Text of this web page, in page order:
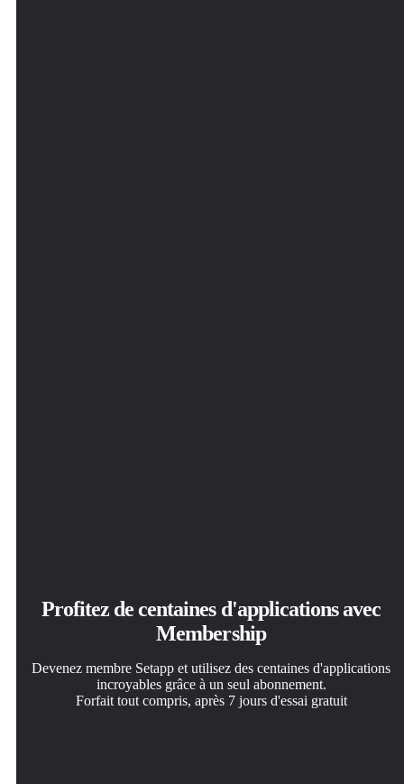
Profitez de centaines d'applications avec
Membership
Devenez membre Setapp et utilisez des centaines d'applications
incroyables grâce à un seul abonnement.
Forfait tout compris, après 7 jours d'essai gratuit